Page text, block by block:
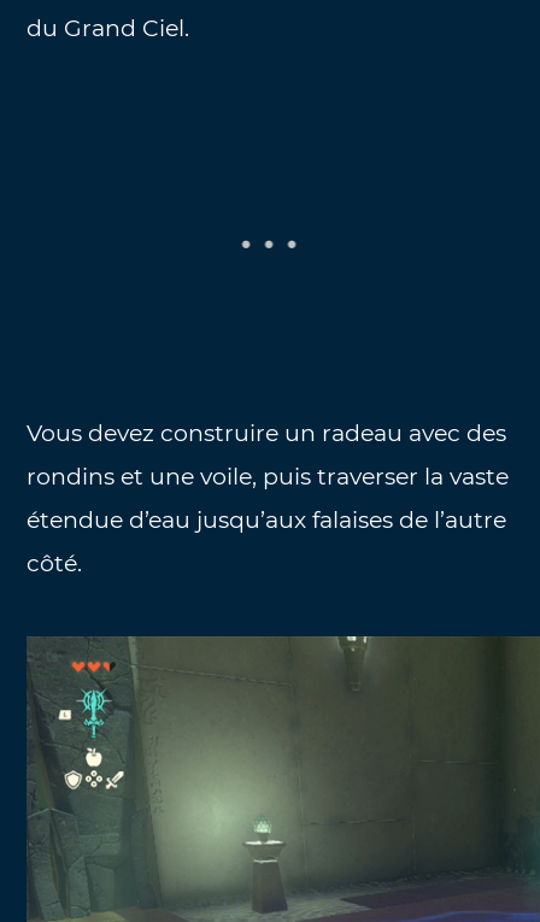
du Grand Ciel.
Vous devez construire un radeau avec des
rondins et une voile, puis traverser la vaste
étendue d’eau jusqu’aux falaises de l’autre
côté.